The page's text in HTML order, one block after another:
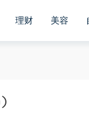
理财 美容